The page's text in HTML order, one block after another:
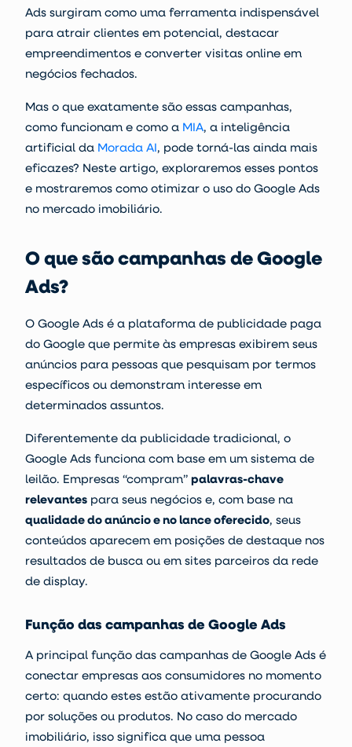
Ads surgiram como uma ferramenta indispensável
para atrair clientes em potencial, destacar
empreendimentos e converter visitas online em
negócios fechados.
Mas o que exatamente são essas campanhas,
como funcionam e como a MIA, a inteligência
artificial da Morada AI, pode torná-las ainda mais
eficazes? Neste artigo, exploraremos esses pontos
e mostraremos como otimizar o uso do Google Ads
no mercado imobiliário.
O que são campanhas de Google
Ads?
O Google Ads é a plataforma de publicidade paga
do Google que permite às empresas exibirem seus
anúncios para pessoas que pesquisam por termos
específicos ou demonstram interesse em
determinados assuntos.
Diferentemente da publicidade tradicional, o
Google Ads funciona com base em um sistema de
leilão. Empresas “compram” palavras-chave
relevantes para seus negócios e, com base na
qualidade do anúncio e no lance oferecido, seus
conteúdos aparecem em posições de destaque nos
resultados de busca ou em sites parceiros da rede
de display.
Função das campanhas de Google Ads
A principal função das campanhas de Google Ads é
conectar empresas aos consumidores no momento
certo: quando estes estão ativamente procurando
por soluções ou produtos. No caso do mercado
imobiliário, isso significa que uma pessoa